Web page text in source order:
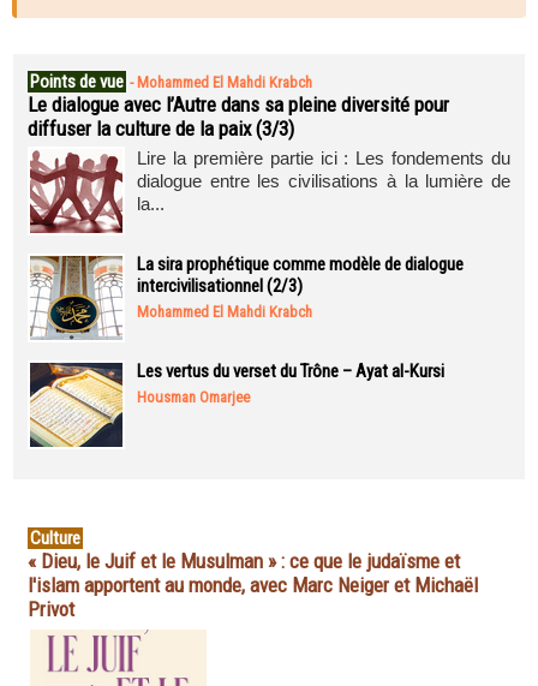
Points de vue - Mohammed El Mahdi Krabch
Le dialogue avec l’Autre dans sa pleine diversité pour
diffuser la culture de la paix (3/3)
Lire la première partie ici : Les fondements du
dialogue entre les civilisations à la lumière de
la...
La sira prophétique comme modèle de dialogue
intercivilisationnel (2/3)
Mohammed El Mahdi Krabch
Les vertus du verset du Trône – Ayat al-Kursi
Housman Omarjee
Culture
« Dieu, le Juif et le Musulman » : ce que le judaïsme et
l'islam apportent au monde, avec Marc Neiger et Michaël
Privot